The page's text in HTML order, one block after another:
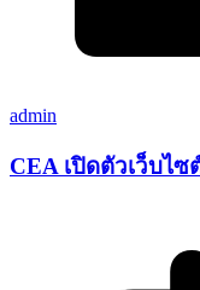
admin
CEA เปิดตัวเว็บไซ